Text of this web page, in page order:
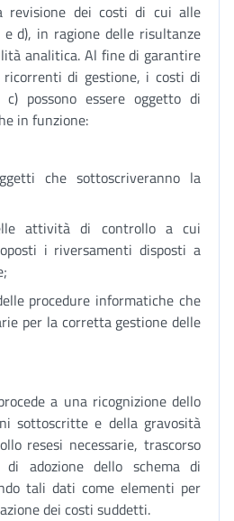
revisione dei costi di cui alle
d), in ragione delle risultanze
analitica. Al fine di garantire
di gestione, i costi di
possono essere oggetto di
in funzione:
che sottoscriveranno la
attività di controllo a cui
i riversamenti disposti a
procedure informatiche che
per la corretta gestione delle
a una ricognizione dello
sottoscritte e della gravosità
resesi necessarie, trascorso
adozione dello schema di
tali dati come elementi per
dei costi suddetti.